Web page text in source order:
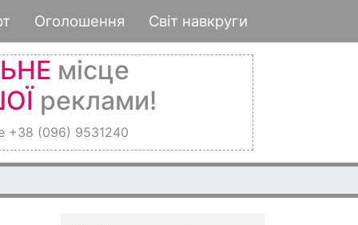
Оголошення Світ навкруги
місце
реклами!
+38 (096) 9531240